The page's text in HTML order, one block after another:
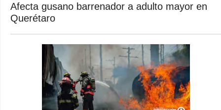
Afecta gusano barrenador a adulto mayor en
Querétaro